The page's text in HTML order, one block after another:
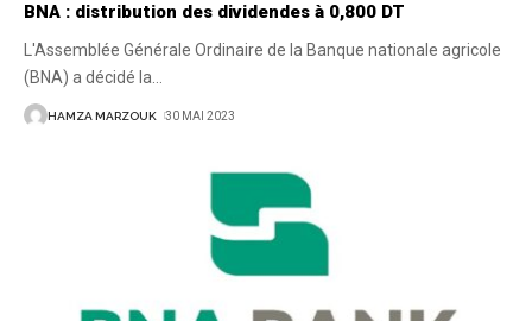
BNA : distribution des dividendes à 0,800 DT
L'Assemblée Générale Ordinaire de la Banque nationale agricole
(BNA) a décidé la…
HAMZA MARZOUK 30 MAI 2023